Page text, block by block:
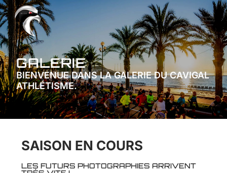
GALERIE
BIENVENUE DANS LA GALERIE DU CAVIGAL
ATHLÉTISME.
SAISON EN COURS
LES FUTURS PHOTOGRAPHIES ARRIVENT